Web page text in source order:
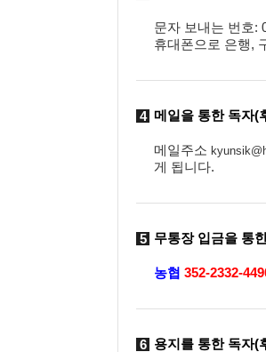
문자 보내는 번호:
휴대폰으로 은행,
4 메일을 통한 독자(
메일주소
게 됩니다.
5 무통장 입금을 통
농협 352-2332-
6 용지를 통한 독자(